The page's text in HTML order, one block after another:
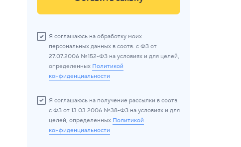
Я соглашаюсь на обработку моих
персональных данных в соотв. с ФЗ от
27.07.2006 №152-ФЗ на условиях и для целей,
определенных Политикой
конфиденциальности
Я соглашаюсь на получение рассылки в соотв.
с ФЗ от 13.03.2006 №38-ФЗ на условиях и для
целей, определенных Политикой
конфиденциальности